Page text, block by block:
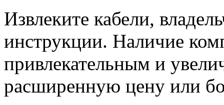
Извлеките кабели,
инструкции. Наличие
привлекательным и
расширенную цену или